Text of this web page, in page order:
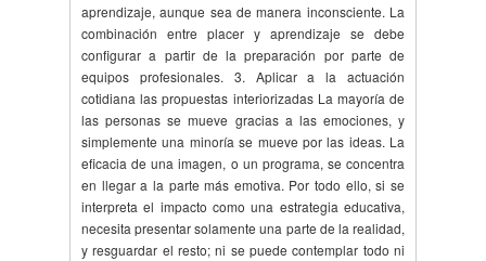
aprendizaje, aunque sea de manera inconsciente. La
combinación entre placer y aprendizaje se debe
configurar a partir de la preparación por parte de
equipos profesionales. 3. Aplicar a la actuación
cotidiana las propuestas interiorizadas La mayoría de
las personas se mueve gracias a las emociones, y
simplemente una minoría se mueve por las ideas. La
eficacia de una imagen, o un programa, se concentra
en llegar a la parte más emotiva. Por todo ello, si se
interpreta el impacto como una estrategia educativa,
necesita presentar solamente una parte de la realidad,
y resguardar el resto; ni se puede contemplar todo ni